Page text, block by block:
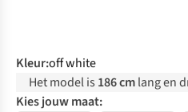
Kleur:off white
Het model is 186 cmlang en
Kies jouw maat: